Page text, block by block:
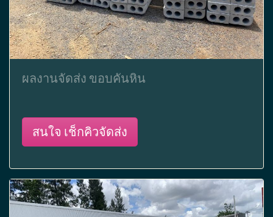
ผลงานจัดส่ง ขอบคันหิน
สนใจ เช็กคิวจัดส่ง